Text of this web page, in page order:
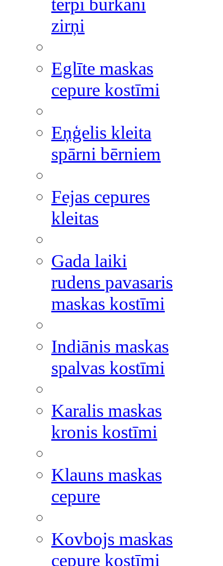
tērpi burkāni
zirņi
Eglīte maskas
cepure kostīmi
Eņģelis kleita
spārni bērniem
Fejas cepures
kleitas
Gada laiki
rudens pavasaris
maskas kostīmi
Indiānis maskas
spalvas kostīmi
Karalis maskas
kronis kostīmi
Klauns maskas
cepure
Kovbojs maskas
cepure kostīmi